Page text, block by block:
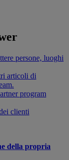
persone, luoghi
articoli di
program
clienti
della propria